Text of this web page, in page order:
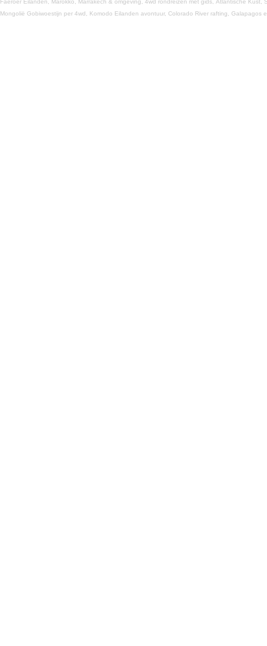
Faeröer Eilanden, Marokko, Marrakech & omgeving, 4wd rondreizen met gids, Atlantische Kust,
Mongolië Gobiwoestijn per 4wd, Komodo Eilanden avontuur, Colorado River rafting, Galapagos